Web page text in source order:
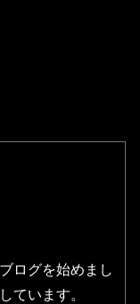
ログを始めまし
ています。